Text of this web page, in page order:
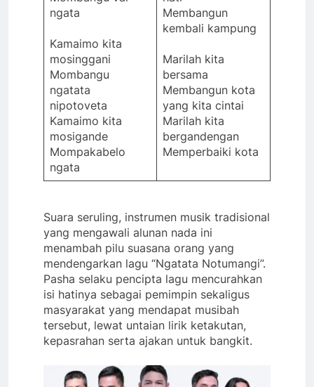
ngata
Kamaimo kita
mosinggani
Mombangu
ngatata
nipotoveta
Kamaimo kita
mosigande
Mompakabelo
ngata
Membangun
kembali kampung
Marilah kita
bersama
Membangun kota
yang kita cintai
Marilah kita
bergandengan
Memperbaiki kota
Suara seruling, instrumen musik tradisional
yang mengawali alunan nada ini
menambah pilu suasana orang yang
mendengarkan lagu “Ngatata Notumangi”.
Pasha selaku pencipta lagu mencurahkan
isi hatinya sebagai pemimpin sekaligus
masyarakat yang mendapat musibah
tersebut, lewat untaian lirik ketakutan,
kepasrahan serta ajakan untuk bangkit.